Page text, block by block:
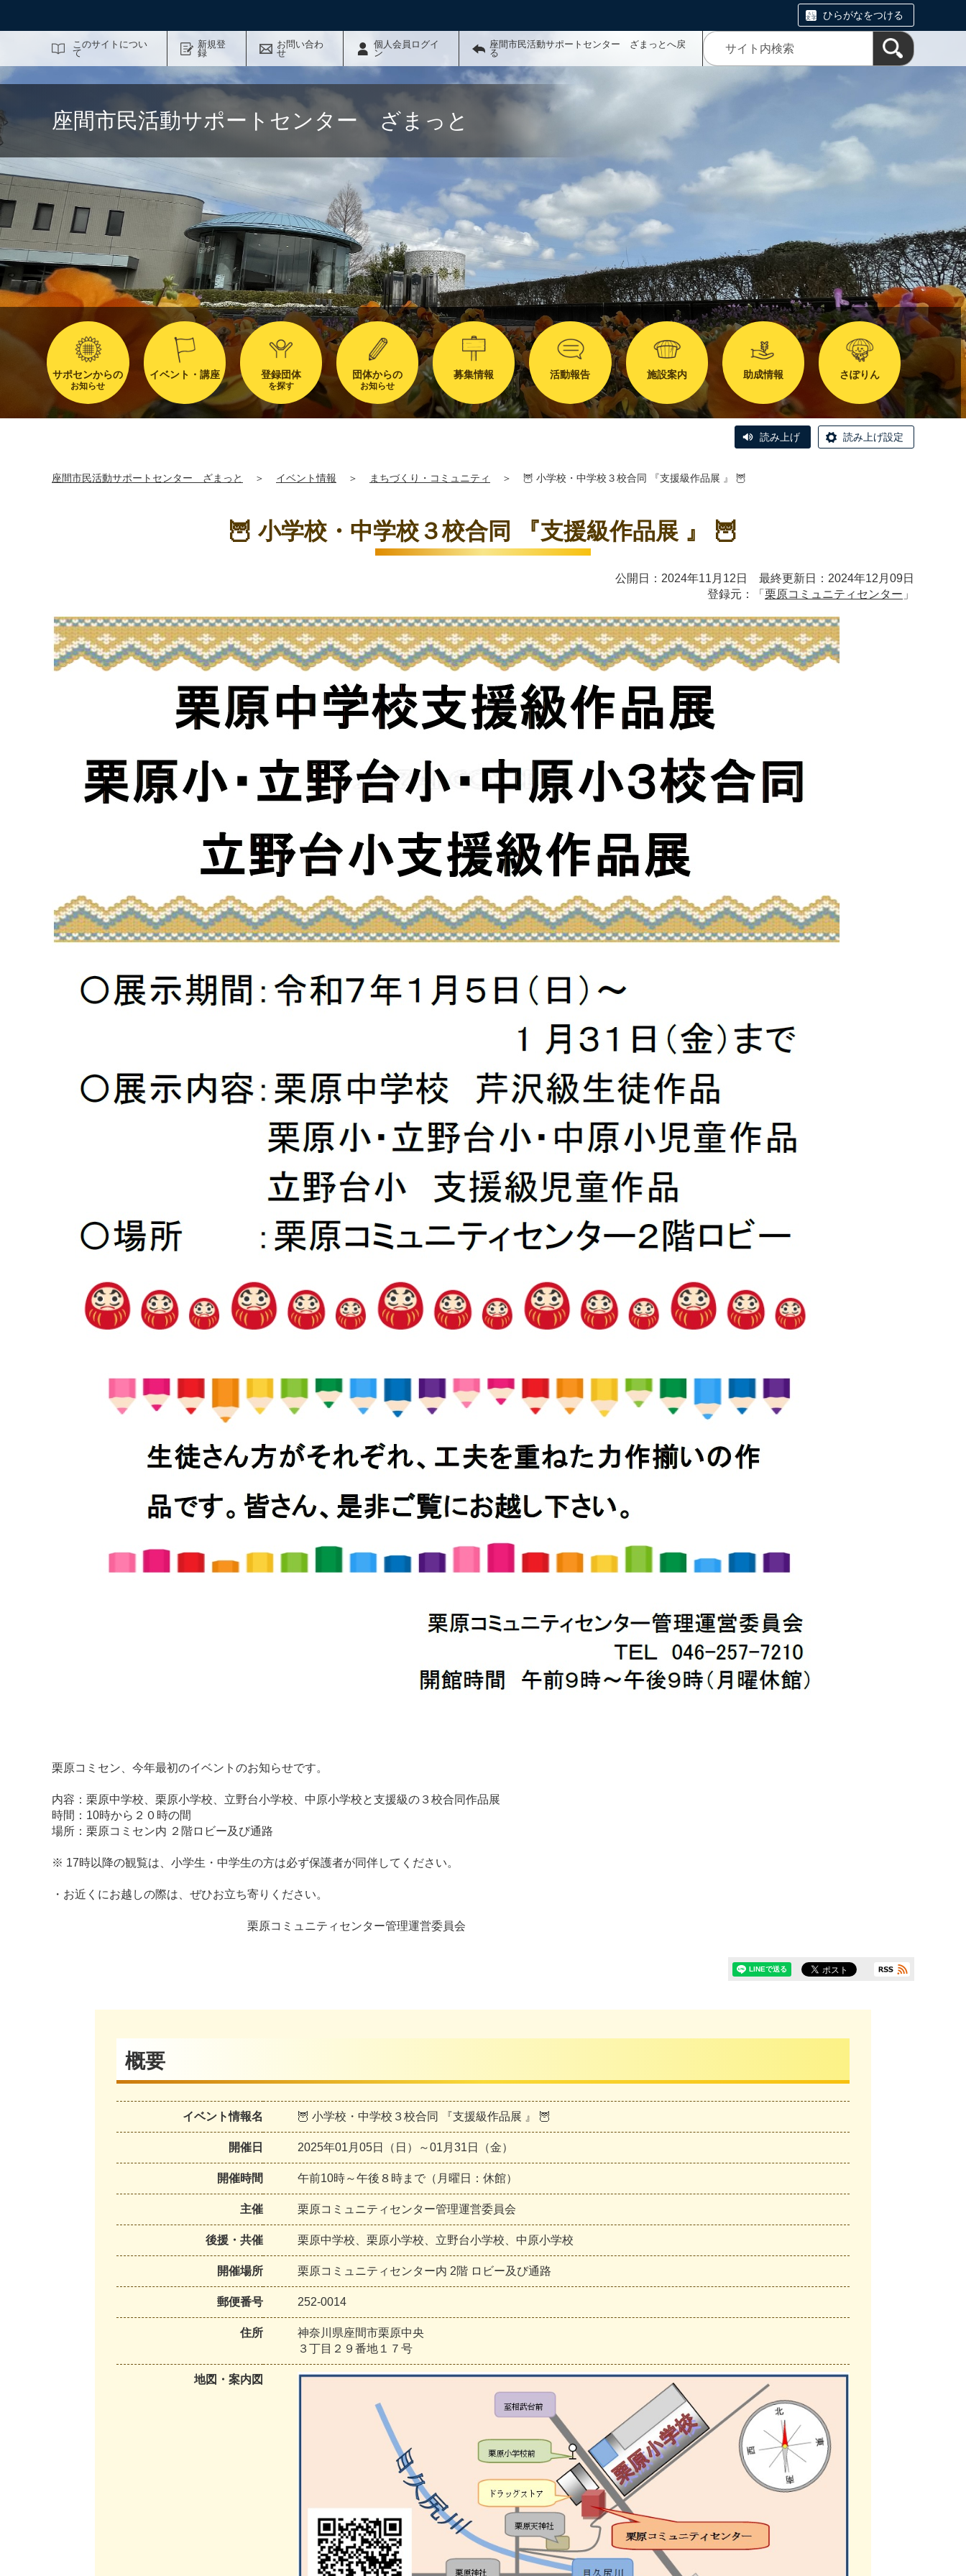
ひらがなをつける
このサイトについ
て
新規登
録
お問い合わ
せ
個人会員ログイ
ン
座間市民活動サポートセンター ざまっとへ戻
る
座間市民活動サポートセンター ざまっと
サポセンからの
お知らせ
イベント・講座 登録団体
を探す
団体からの
お知らせ
募集情報 活動報告 施設案内 助成情報 さぽりん
読み上げ 読み上げ設定
座間市民活動サポートセンター ざまっと ＞ イベント情報 ＞ まちづくり・コミュニティ ＞ 🦉 小学校・中学校３校合同 『支援級作品展 』 🦉
🦉 小学校・中学校３校合同 『支援級作品展 』 🦉
公開日：2024年11月12日 最終更新日：2024年12月09日
登録元：「 栗原コミュニティセンター 」
栗原コミセン、今年最初のイベントのお知らせです。
内容：栗原中学校、栗原小学校、立野台小学校、中原小学校と支援級の３校合同作品展
時間：10時から２０時の間
場所：栗原コミセン内 ２階ロビー及び通路
※ 17時以降の観覧は、小学生・中学生の方は必ず保護者が同伴してください。
・お近くにお越しの際は、ぜひお立ち寄りください。
栗原コミュニティセンター管理運営委員会
概要
イベント情報名 🦉 小学校・中学校３校合同 『支援級作品展 』 🦉
開催日 2025年01月05日（日）～01月31日（金）
開催時間 午前10時～午後８時まで（月曜日：休館）
主催 栗原コミュニティセンター管理運営委員会
後援・共催 栗原中学校、栗原小学校、立野台小学校、中原小学校
開催場所 栗原コミュニティセンター内 2階 ロビー及び通路
郵便番号 252-0014
住所
神奈川県座間市栗原中央
３丁目２９番地１７号
地図・案内図